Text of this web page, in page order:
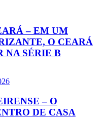
– EM UM
O CEARÁ
NA SÉRIE B
– O
DE CASA